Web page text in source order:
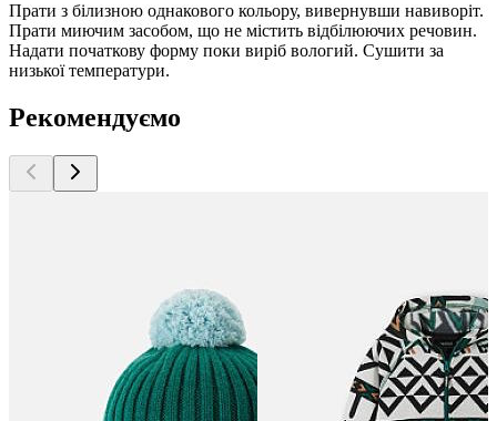
Прати з білизною однакового кольору, вивернувши навиворіт.
Прати миючим засобом, що не містить відбілюючих речовин.
Надати початкову форму поки виріб вологий. Сушити за
низької температури.
Рекомендуємо